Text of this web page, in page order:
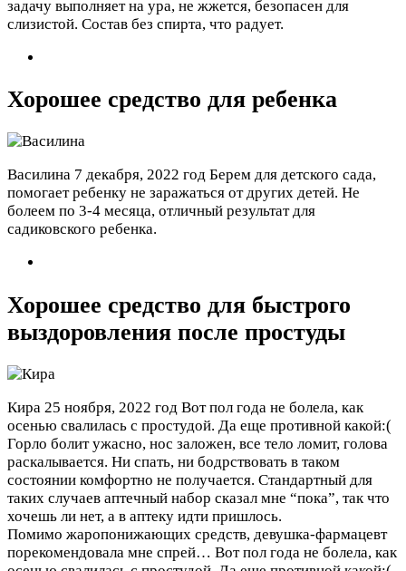
задачу выполняет на ура, не жжется, безопасен для
слизистой. Состав без спирта, что радует.
Хорошее средство для ребенка
Василина 7 декабря, 2022 год Берем для детского сада,
помогает ребенку не заражаться от других детей. Не
болеем по 3-4 месяца, отличный результат для
садиковского ребенка.
Хорошее средство для быстрого
выздоровления после простуды
Кира 25 ноября, 2022 год Вот пол года не болела, как
осенью свалилась с простудой. Да еще противной какой:(
Горло болит ужасно, нос заложен, все тело ломит, голова
раскалывается. Ни спать, ни бодрствовать в таком
состоянии комфортно не получается. Стандартный для
таких случаев аптечный набор сказал мне “пока”, так что
хочешь ли нет, а в аптеку идти пришлось.
Помимо жаропонижающих средств, девушка-фармацевт
порекомендовала мне спрей… Вот пол года не болела, как